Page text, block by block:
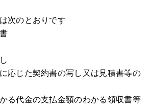
次のとおりです
応じた契約書の写し又は見積書等の
る代金の支払金額のわかる領収書等